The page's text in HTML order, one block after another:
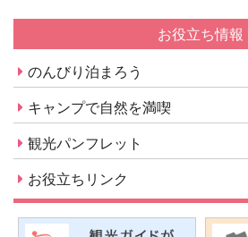
お役立ち情報
のんびり泊まろう
キャンプで自然を満喫
観光パンフレット
お役立ちリンク